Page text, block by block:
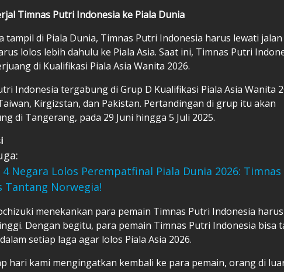
Timnas Putri Indonesia ke Piala Dunia
tampil di Piala Dunia, Timnas Putri Indonesia harus lewati
lolos lebih dahulu ke Piala Asia. Saat ini, Timnas Putri
di Kualifikasi Piala Asia Wanita 2026.
Indonesia tergabung di Grup D Kualifikasi Piala Asia Wanita
Kirgizstan, dan Pakistan. Pertandingan di grup itu akan
di Tangerang, pada 29 Juni hingga 5 Juli 2025.
Negara Lolos Perempatfinal Piala Dunia 2026: Timnas
Tantang Norwegia!
menekankan para pemain Timnas Putri Indonesia
Dengan begitu, para pemain Timnas Putri Indonesia bisa
setiap laga agar lolos Piala Asia 2026.
hari kami mengingatkan kembali ke para pemain, orang di